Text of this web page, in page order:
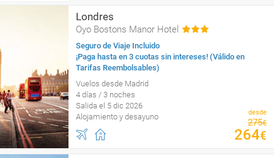
Londres
Oyo Bostons Manor Hotel
Seguro de Viaje Incluido
¡Paga hasta en 3 cuotas sin intereses! (Válido en
Tarifas Reembolsables)
Vuelos desde Madrid
4 días / 3 noches
Salida el 5 dic 2026
Alojamiento y desayuno
desde
275€
264€